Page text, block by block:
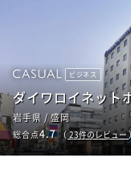
ビジネス
ダイワロイネット
岩手県 / 盛岡
総合点4.7（23件のレビュー